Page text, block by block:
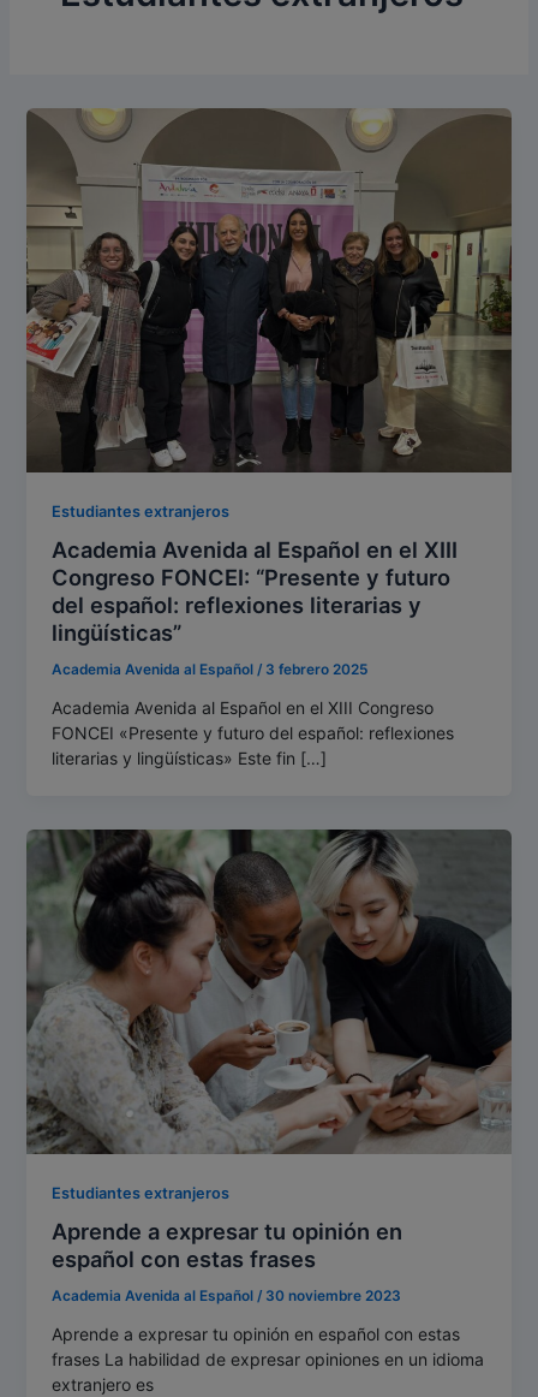
Estudiantes extranjeros
Academia Avenida al Español en el XIII
Congreso FONCEI: “Presente y futuro
del español: reflexiones literarias y
lingüísticas”
Academia Avenida al Español / 3 febrero 2025
Academia Avenida al Español en el XIII Congreso
FONCEI «Presente y futuro del español: reflexiones
literarias y lingüísticas» Este fin […]
Estudiantes extranjeros
Aprende a expresar tu opinión en
español con estas frases
Academia Avenida al Español / 30 noviembre 2023
Aprende a expresar tu opinión en español con estas
frases La habilidad de expresar opiniones en un idioma
extranjero es